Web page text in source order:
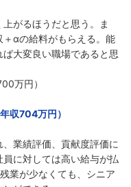
上がるほうだと思う。ま
αの給料がもらえる。能
大変良い職場であると思
万円）
収704万円）
、業績評価、貢献度評価に
に対しては高い給与が払
業が少なくても、シニア